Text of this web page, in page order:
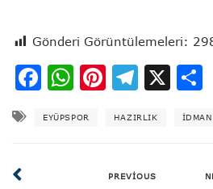
Gönderi Görüntülemeleri:
Facebook
WhatsApp
Pinterest
X
EYÜPSPOR HAZIRLIK IDMAN
PREVIOUS